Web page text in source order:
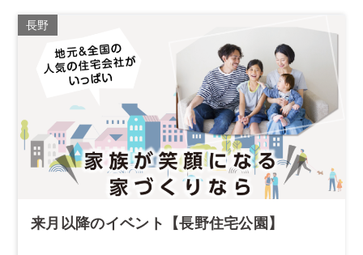
長野
来月以降のイベント【長野住宅公園】